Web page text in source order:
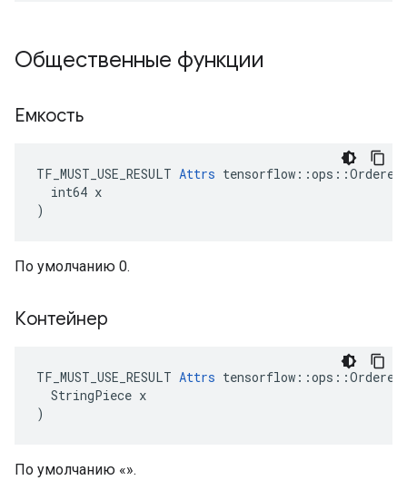
Общественные функции
Емкость
TF_MUST_USE_RESULT Attrs
  int64 x
)
По умолчанию 0.
Контейнер
TF_MUST_USE_RESULT Attrs
  StringPiece x
)
По умолчанию «».